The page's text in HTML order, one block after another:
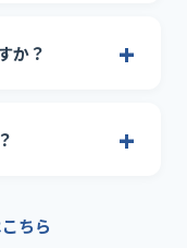
か？
ちら